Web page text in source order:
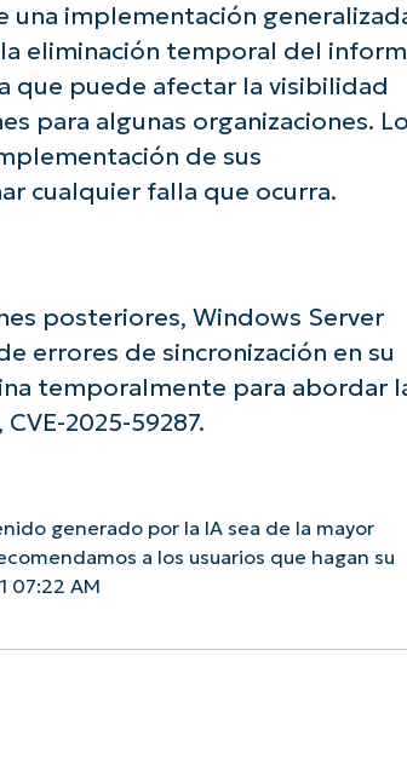
una implementación
eliminación temporal del
que puede afectar la visibilidad
para algunas organizaciones.
de sus
cualquier falla que ocurra.
posteriores, Windows Server
errores de sincronización en su
temporalmente para abordar
2025-59287.
generado por la IA sea de la mayor
a los usuarios que hagan su
07:22 AM